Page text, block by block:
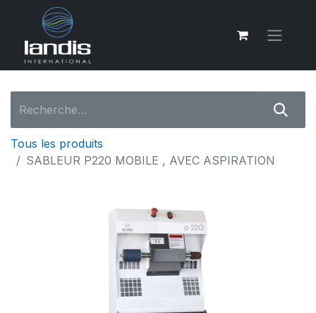
Tous les produits
SABLEUR P220 MOBILE , AVEC ASPIRATION